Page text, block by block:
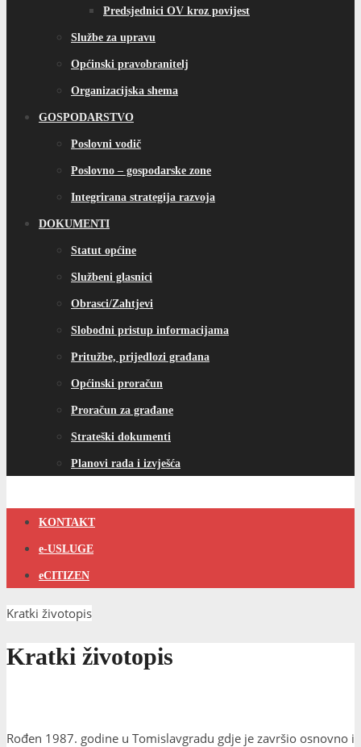
Predsjednici OV kroz povijest
Službe za upravu
Općinski pravobranitelj
Organizacijska shema
GOSPODARSTVO
Poslovni vodič
Poslovno – gospodarske zone
Integrirana strategija razvoja
DOKUMENTI
Statut općine
Službeni glasnici
Obrasci/Zahtjevi
Slobodni pristup informacijama
Pritužbe, prijedlozi građana
Općinski proračun
Proračun za građane
Strateški dokumenti
Planovi rada i izvješća
KONTAKT
e-USLUGE
eCITIZEN
Kratki životopis
Kratki životopis
Rođen 1987. godine u Tomislavgradu gdje je završio osnovno i